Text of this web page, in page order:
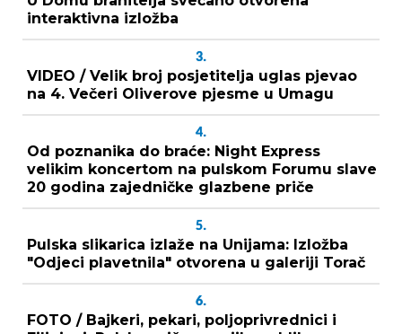
interaktivna izložba
3.
VIDEO / Velik broj posjetitelja uglas pjevao
na 4. Večeri Oliverove pjesme u Umagu
4.
Od poznanika do braće: Night Express
velikim koncertom na pulskom Forumu slave
20 godina zajedničke glazbene priče
5.
Pulska slikarica izlaže na Unijama: Izložba
"Odjeci plavetnila" otvorena u galeriji Torač
6.
FOTO / Bajkeri, pekari, poljoprivrednici i